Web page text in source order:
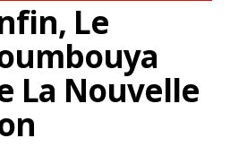
Le
La Nouvelle